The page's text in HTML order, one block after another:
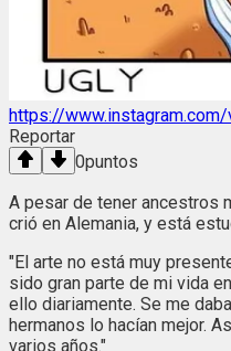
https://
Reportar
0puntos
A pesar de tener ancestros
crió en Alemania, y está
"El arte no está muy
sido gran parte de mi vida
ello diariamente. Se me
hermanos lo hacían mejor.
varios años."